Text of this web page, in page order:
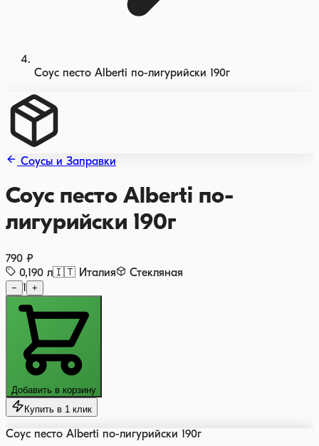
Соус песто Alberti по-лигурийски 190г
Cоусы и Заправки
Соус песто Alberti по-
лигурийски 190г
790 ₽
0,190 л🇮🇹 Италия Стекляная
− 1 +
Добавить в корзину
Купить в 1 клик
Соус песто Alberti по-лигурийски 190г